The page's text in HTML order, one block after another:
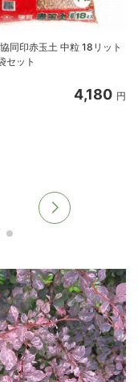
同印赤玉土 中粒 18リット
セット
4,180 円